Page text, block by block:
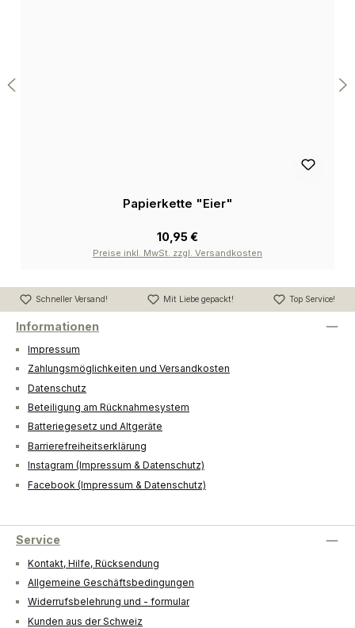
Papierkette "Eier"
10,95 €
Preise inkl. MwSt. zzgl. Versandkosten
Schneller Versand! Mit Liebe gepackt! Top Service!
Informationen
Impressum
Zahlungsmöglichkeiten und Versandkosten
Datenschutz
Beteiligung am Rücknahmesystem
Batteriegesetz und Altgeräte
Barrierefreiheitserklärung
Instagram (Impressum & Datenschutz)
Facebook (Impressum & Datenschutz)
Service
Kontakt, Hilfe, Rücksendung
Allgemeine Geschäftsbedingungen
Widerrufsbelehrung und - formular
Kunden aus der Schweiz